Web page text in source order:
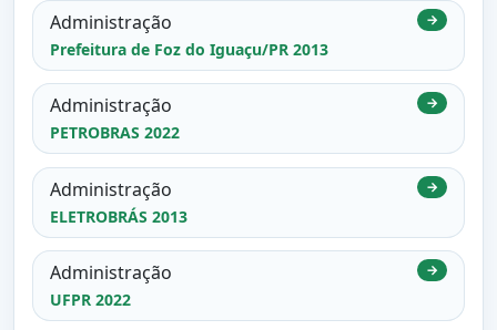
Administração
Prefeitura de Foz do Iguaçu/PR 2013
→
Administração
PETROBRAS 2022
→
Administração
ELETROBRÁS 2013
→
Administração
UFPR 2022
→